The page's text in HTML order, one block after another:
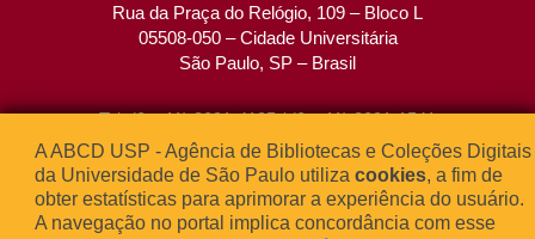
Rua da Praça do Relógio, 109 – Bloco L
05508-050 – Cidade Universitária
São Paulo, SP – Brasil
Tel: (0xx11) 3091-4195 / (0xx11) 3091-1541
Fax: (0xx11) 3091-1567
E-mail:atendimento@abcd.usp.br
A ABCD USP - Agência de Bibliotecas e Coleções Digitais
da Universidade de São Paulo utiliza cookies, a fim de
obter estatísticas para aprimorar a experiência do usuário.
A navegação no portal implica concordância com esse